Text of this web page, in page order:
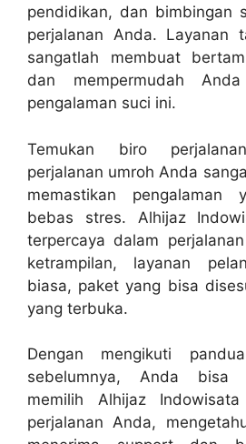
pendidikan, dan bimbingan
perjalanan Anda. Layanan
sangatlah membuat
dan mempermudah Anda
pengalaman suci ini.
Temukan biro
perjalanan umroh Anda
memastikan pengalaman
bebas stres. Alhijaz
terpercaya dalam
ketrampilan, layanan
biasa, paket yang bisa
yang terbuka.
Dengan mengikuti
sebelumnya, Anda bisa
memilih Alhijaz
perjalanan Anda,